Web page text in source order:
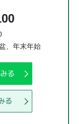
、年末年始